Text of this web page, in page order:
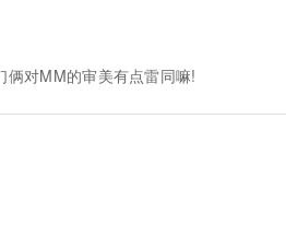
对MM的审美有点雷同嘛!